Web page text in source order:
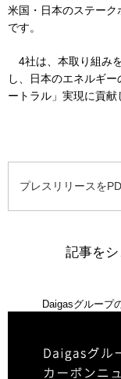
米国・日本のステー
です。
4社は、本取り組み
し、日本のエネルギ
ートラル」実現に貢献
プレスリリースを
記事を
Daigasグループ